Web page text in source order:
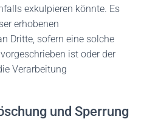
exkulpieren könnte. Es
erhobenen
Dritte, sofern eine solche
ist oder der
Verarbeitung
und Sperrung